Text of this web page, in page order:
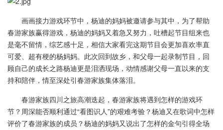
画画接力游戏环节中，杨迪的妈妈被邀请参与其中，为了帮助
春游家族赢得游戏，杨迪的妈妈又着急又努力，吐槽起节目组来也
是毫不留情，综艺感十足，相信大家看完这期节目会更加喜欢率直
可爱、超有梗的杨妈妈。此次回到故乡，和父母一起录制节目，回
顾自己的成长之路杨迪更是泪洒现场，动情感谢父母一直以来的支
持和陪伴，情至深处引春游家族集体落泪。
春游家族四川之旅高潮迭起，春游家族将遇到怎样的游戏环
节？周深能否顺利通过“看图识人”的艰难考验？杨迪又在歌词中怎样
评价了春游家族的成员？杨迪的妈妈又说出了怎样的金句引得全场